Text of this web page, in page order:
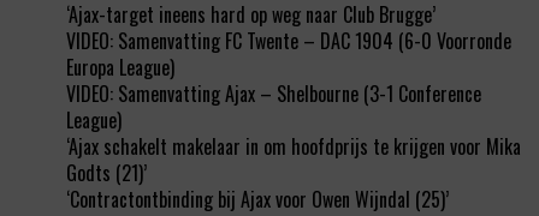
‘Ajax-target ineens hard op weg naar Club Brugge’
VIDEO: Samenvatting FC Twente – DAC 1904 (6-0 Voorronde
Europa League)
VIDEO: Samenvatting Ajax – Shelbourne (3-1 Conference
League)
‘Ajax schakelt makelaar in om hoofdprijs te krijgen voor Mika
Godts (21)’
‘Contractontbinding bij Ajax voor Owen Wijndal (25)’